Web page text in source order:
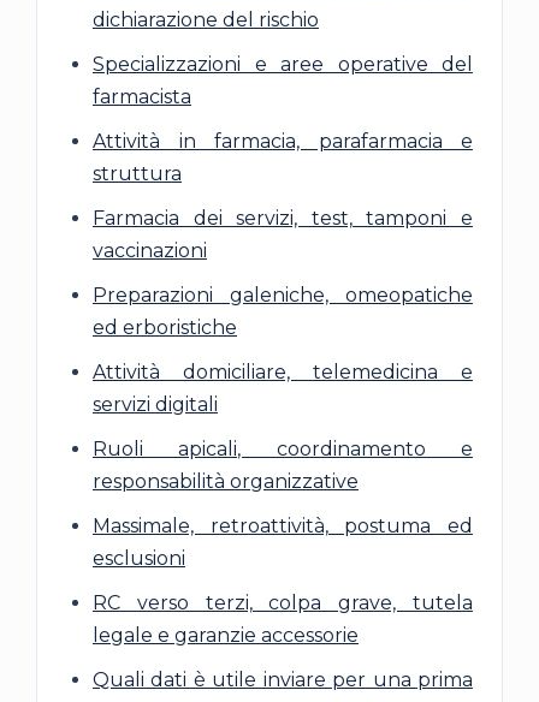
dichiarazione del rischio
Specializzazioni e aree operative del
farmacista
Attività in farmacia, parafarmacia e
struttura
Farmacia dei servizi, test, tamponi e
vaccinazioni
Preparazioni galeniche, omeopatiche
ed erboristiche
Attività domiciliare, telemedicina e
servizi digitali
Ruoli apicali, coordinamento e
responsabilità organizzative
Massimale, retroattività, postuma ed
esclusioni
RC verso terzi, colpa grave, tutela
legale e garanzie accessorie
Quali dati è utile inviare per una prima